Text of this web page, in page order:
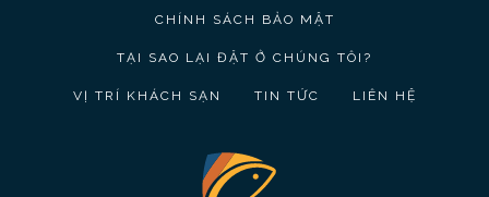
CHÍNH SÁCH BẢO MẬT
TẠI SAO LẠI ĐẶT Ở CHÚNG TÔI?
VỊ TRÍ KHÁCH SẠN TIN TỨC LIÊN HỆ